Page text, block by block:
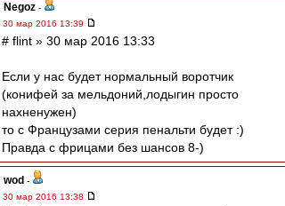
Negoz -
30 мар 2016 13:39
# flint » 30 мар 2016 13:33
Если у нас будет нормальный воротчик
(конифей за мельдоний,лодыгин просто
нахненужен)
то с Французами серия пенальти будет :)
Правда с фрицами без шансов 8-)
wod -
30 мар 2016 13:38